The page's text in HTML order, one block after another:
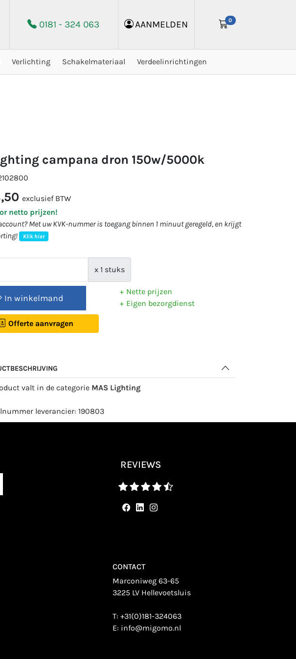
0181 - 324 063 AANMELDEN 0
Verlichting Schakelmateriaal Verdeelinrichtingen
campana dron 150w/5000k
exclusief BTW
netto prijzen!
Met uw KVK-nummer is toegang binnen 1 minuut geregeld, en krijgt
Klik hier
x 1 stuks
In winkelmand
Offerte aanvragen
Nette prijzen
Eigen bezorgdienst
valt in de categorie MAS Lighting
leverancier: 190803
REVIEWS
CONTACT
Marconiweg 63-65
3225 LV Hellevoetsluis
T:+31(0)181-324063
E: info@migomo.nl